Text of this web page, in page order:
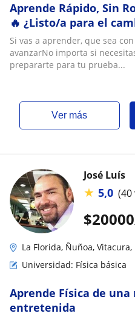
Aprende Rápido, Sin
🔥 ¿Listo/a para el
Si vas a aprender, que sea
avanzarNo importa si
prepararte para tu prueba...
ver más
$20000
José Luís
★ 5,0 (40
La Florida, Ñuñoa, Vitacura,
Universidad: Física básica
Aprende Física de
entretenida